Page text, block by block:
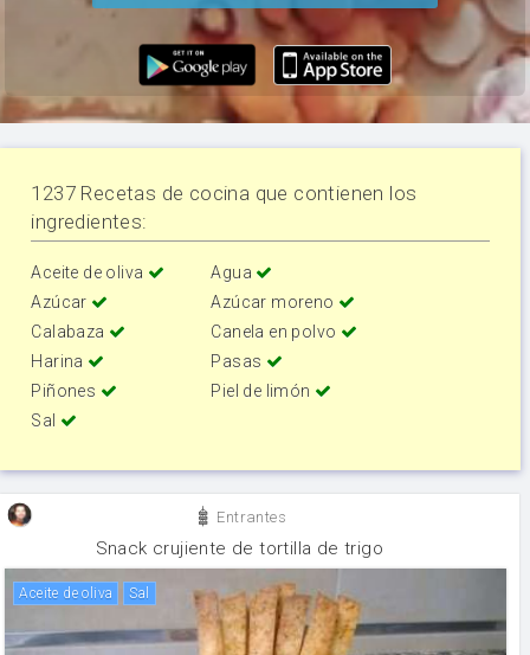
1237 Recetas de cocina que contienen los
ingredientes:
Aceite de oliva
Agua
Azúcar
Azúcar moreno
Calabaza
Canela en polvo
Harina
Pasas
Piñones
Piel de limón
Sal
Entrantes
Snack crujiente de tortilla de trigo
aceite de oliva sal